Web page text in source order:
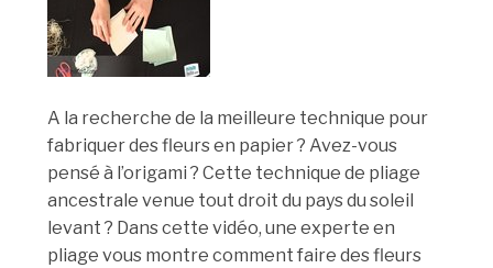
A la recherche de la meilleure technique pour
fabriquer des fleurs en papier ? Avez-vous
pensé à l’origami ? Cette technique de pliage
ancestrale venue tout droit du pays du soleil
levant ? Dans cette vidéo, une experte en
pliage vous montre comment faire des fleurs